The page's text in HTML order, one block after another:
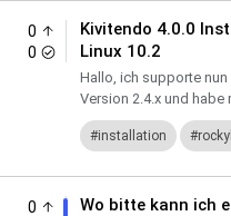
0
0
Kivitendo 4.0.0
Linux 10.2
Hallo, ich supporte
Version 2.4.x und habe
erlaubt eine
auf...installation
0
Wo bitte kann ich